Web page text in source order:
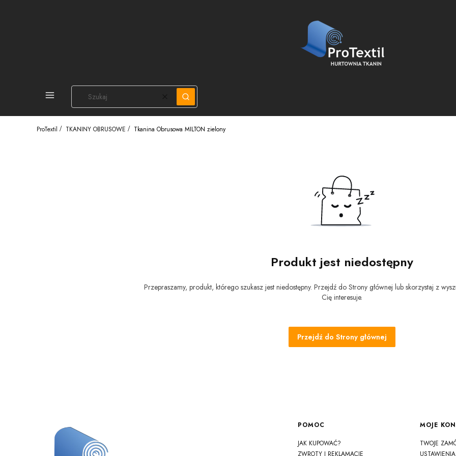
PEŁNA OFERTA
WyczyśćSzukaj
ProTextil TKANINY OBRUSOWE Tkanina Obrusowa MILTON zielony
Produkt jest niedostępny
Przepraszamy, produkt, którego szukasz jest niedostępny. Przejdź do Strony głównej lub skorzystaj z
Cię interesuje.
Przejdź do Strony głównej
Linki w stopce
POMOC
JAK KUPOWAĆ?
ZWROTY I REKLAMACJE
MOJE
TWOJE